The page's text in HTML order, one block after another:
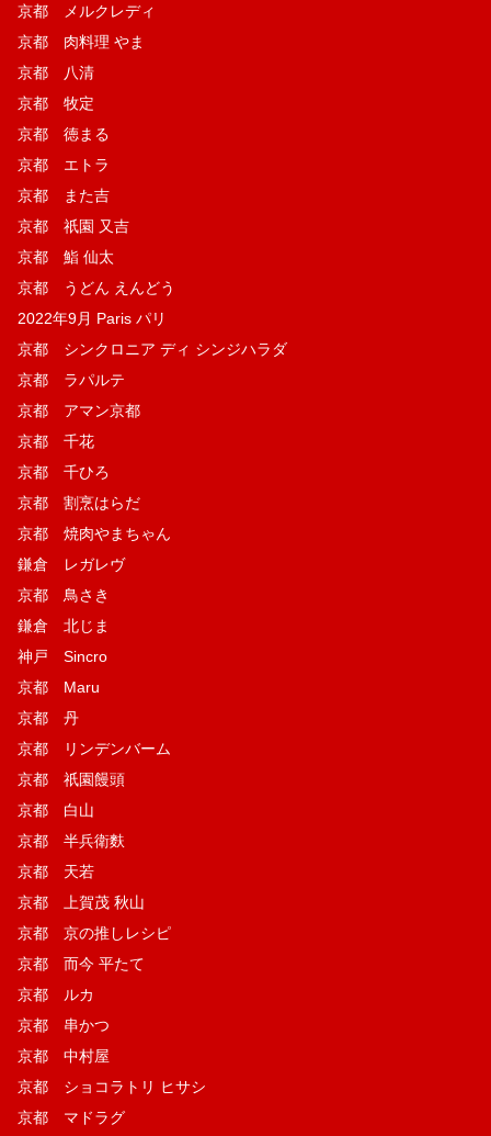
京都 メルクレディ
京都 肉料理 やま
京都 八清
京都 牧定
京都 徳まる
京都 エトラ
京都 また吉
京都 祇園 又吉
京都 鮨 仙太
京都 うどん えんどう
2022年9月 Paris パリ
京都 シンクロニア ディ シンジハラダ
京都 ラパルテ
京都 アマン京都
京都 千花
京都 千ひろ
京都 割烹はらだ
京都 焼肉やまちゃん
鎌倉 レガレヴ
京都 鳥さき
鎌倉 北じま
神戸 Sincro
京都 Maru
京都 丹
京都 リンデンバーム
京都 祇園饅頭
京都 白山
京都 半兵衛麩
京都 天若
京都 上賀茂 秋山
京都 京の推しレシピ
京都 而今 平たて
京都 ルカ
京都 串かつ
京都 中村屋
京都 ショコラトリ ヒサシ
京都 マドラグ